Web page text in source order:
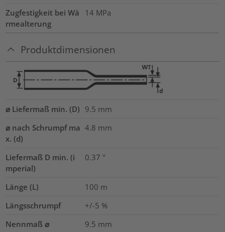
Zugfestigkeit bei Wä
rmealterung
14 MPa
Produktdimensionen
⌀ Liefermaß min. (D) 9.5 mm
⌀ nach Schrumpf ma
x. (d)
4.8 mm
Liefermaß D min. (i
mperial)
0.37 "
Länge (L) 100 m
Längsschrumpf
+/-5 %
Nennmaß ⌀
9.5 mm